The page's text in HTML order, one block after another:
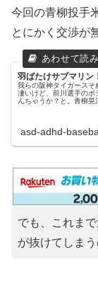
今回の青柳投手
とにかく交渉が
羽ばたけサブマリン
我らの阪神タイガース
凄いけど、前川選手のポ
んちゃうか？と。青柳晃
asd-adhd-
でも、これま
が抜けてしま